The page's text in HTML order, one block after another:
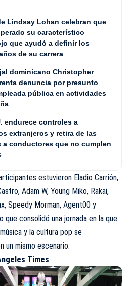
Lindsay Lohan celebran que
su característico
que ayudó a definir los
de su carrera
dominicano Christopher
denuncia por presunto
pública en actividades
endurece controles a
extranjeros y retira de las
a conductores que no cumplen
estuvieron Eladio Carrión,
Adam W, Young Miko, Rakai,
Speedy Morman, Agent00 y
que consolidó una jornada en la que
y la cultura pop se
un mismo escenario.
Times